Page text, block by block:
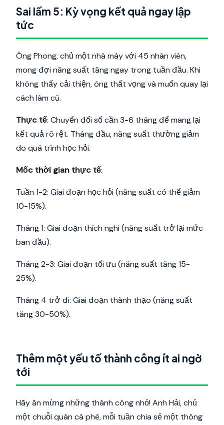
Sai lầm 5: Kỳ vọng kết quả ngay lập
tức
Ông Phong, chủ một nhà máy với 45 nhân viên,
mong đợi năng suất tăng ngay trong tuần đầu. Khi
không thấy cải thiện, ông thất vọng và muốn quay lại
cách làm cũ.
Thực tế: Chuyển đổi số cần 3-6 tháng để mang lại
kết quả rõ rệt. Tháng đầu, năng suất thường giảm
do quá trình học hỏi.
Mốc thời gian thực tế:
Tuần 1-2: Giai đoạn học hỏi (năng suất có thể giảm
10-15%).
Tháng 1: Giai đoạn thích nghi (năng suất trở lại mức
ban đầu).
Tháng 2-3: Giai đoạn tối ưu (năng suất tăng 15-
25%).
Tháng 4 trở đi: Giai đoạn thành thạo (năng suất
tăng 30-50%).
Thêm một yếu tố thành công ít ai ngờ
tới
Hãy ăn mừng những thành công nhỏ! Anh Hải, chủ
một chuỗi quán cà phê, mỗi tuần chia sẻ một thông